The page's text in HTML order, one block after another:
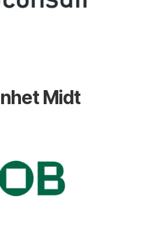
Midt